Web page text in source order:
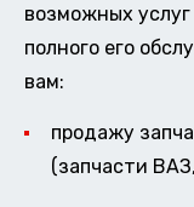
возможных
полного его
вам:
продажу
(запчасти